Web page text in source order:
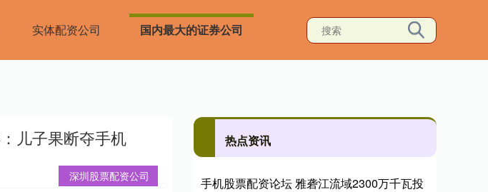
实体配资公司 国内最大的证券公司
儿子果断夺手机
深圳股票配资公司
热点资讯
手机股票配资论坛 雅砻江流域2300万千瓦投